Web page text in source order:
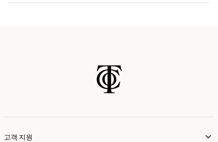
자세히 보기
고객 지원